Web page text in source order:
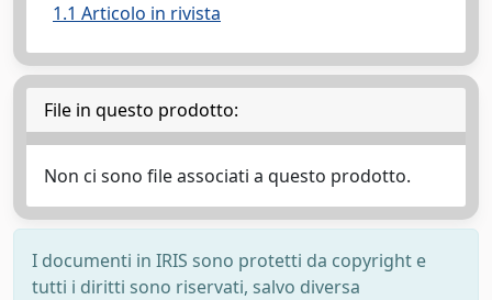
1.1 Articolo in rivista
File in questo prodotto:
Non ci sono file associati a questo prodotto.
I documenti in IRIS sono protetti da copyright e
tutti i diritti sono riservati, salvo diversa